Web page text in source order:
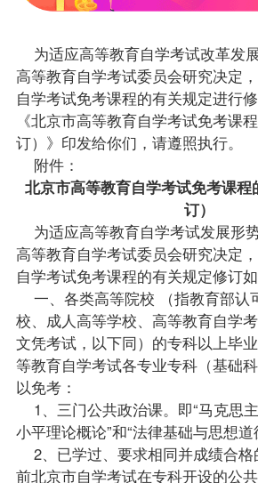
为适应高等教育自学考试改革发
高等教育自学考试委员会研究决定
自学考试免考课程的有关规定进行
《北京市高等教育自学考试免考课
订）》印发给你们，请遵照执行。
附件：
北京市高等教育自学考试免考课程
订）
为适应高等教育自学考试发展形
高等教育自学考试委员会研究决定
自学考试免考课程的有关规定修订如
一、各类高等院校 （指教育部认
校、成人高等学校、高等教育自学
文凭考试，以下同）的专科以上毕
等教育自学考试各专业专科（基础
以免考：
1、三门公共政治课。即“马克思
小平理论概论”和“法律基础与思想道
2、已学过、要求相同并成绩合格
前北京市自学考试在专科开设的公